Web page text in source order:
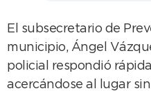
El subsecretario de
municipio, Ángel
policial respondió
acercándose al lugar